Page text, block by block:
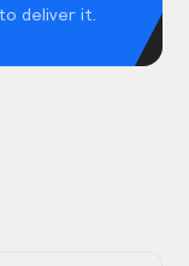
deliver it.